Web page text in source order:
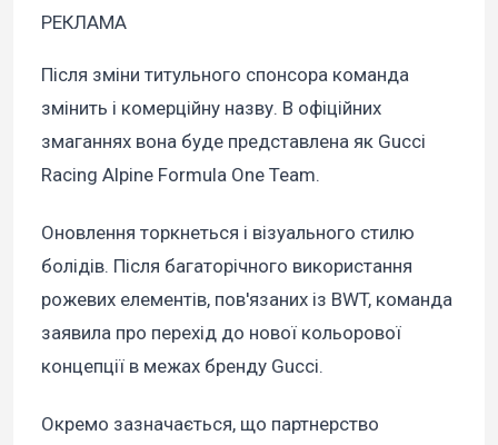
РЕКЛАМА
Після зміни титульного спонсора команда
змінить і комерційну назву. В офіційних
змаганнях вона буде представлена як Gucci
Racing Alpine Formula One Team.
Оновлення торкнеться і візуального стилю
болідів. Після багаторічного використання
рожевих елементів, пов'язаних із BWT, команда
заявила про перехід до нової кольорової
концепції в межах бренду Gucci.
Окремо зазначається, що партнерство